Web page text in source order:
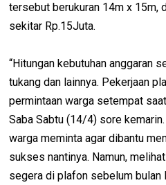
tersebut berukuran 14m x 15m,
sekitar Rp.15Juta.
“Hitungan kebutuhan anggaran
tukang dan lainnya. Pekerjaan
permintaan warga setempat
Saba Sabtu (14/4) sore
warga meminta agar dibantu
sukses nantinya. Namun,
segera di plafon sebelum bulan